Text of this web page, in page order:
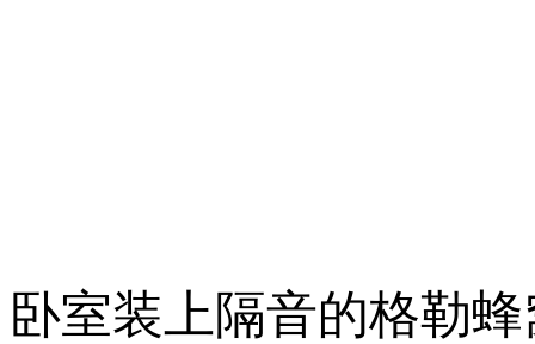
卧室装上隔音的格勒